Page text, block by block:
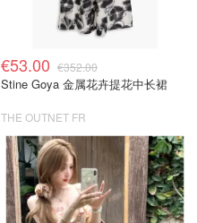
€53.00 €352.00
Stine Goya 金属花卉提花中长裙
THE OUTNET FR